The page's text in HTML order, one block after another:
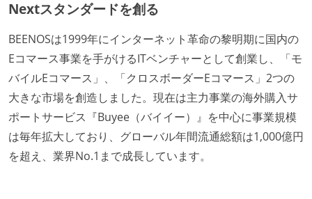
開発メンバーの新卒採用を実施している
待遇・福利厚生
入社時には、各自希望のスペックの PC やディスプレ
イが支給される
ストックオプションまたは自社株購入支援制度がある
Nextスタンダードを創る
BEENOSは1999年にインターネット革命の黎明期に国内の
Eコマース事業を手がけるITベンチャーとして創業し、「モ
バイルEコマース」、「クロスボーダーEコマース」2つの
大きな市場を創造しました。現在は主力事業の海外購入サ
ポートサービス『Buyee（バイイー）』を中心に事業規模
は毎年拡大しており、グローバル年間流通総額は1,000億円
を超え、業界No.1まで成長しています。